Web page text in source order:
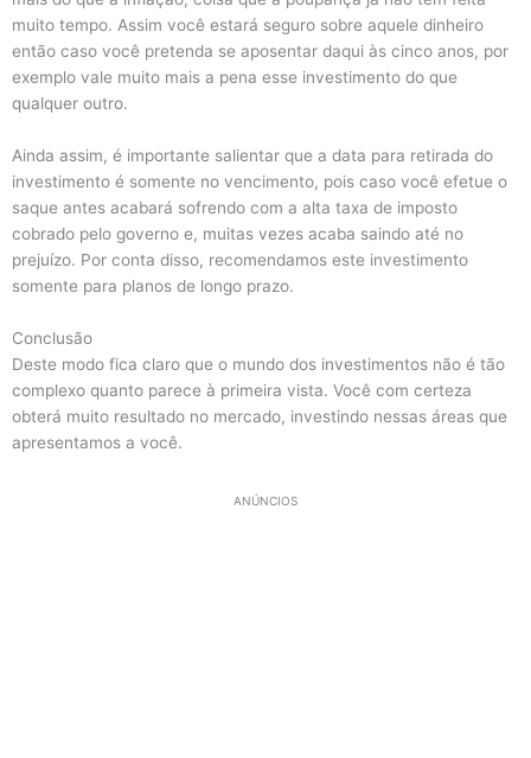
muito tempo. Assim você estará seguro sobre aquele dinheiro
então caso você pretenda se aposentar daqui às cinco anos, por
exemplo vale muito mais a pena esse investimento do que
qualquer outro.
Ainda assim, é importante salientar que a data para retirada do
investimento é somente no vencimento, pois caso você efetue o
saque antes acabará sofrendo com a alta taxa de imposto
cobrado pelo governo e, muitas vezes acaba saindo até no
prejuízo. Por conta disso, recomendamos este investimento
somente para planos de longo prazo.
Conclusão
Deste modo fica claro que o mundo dos investimentos não é tão
complexo quanto parece à primeira vista. Você com certeza
obterá muito resultado no mercado, investindo nessas áreas que
apresentamos a você.
ANÚNCIOS